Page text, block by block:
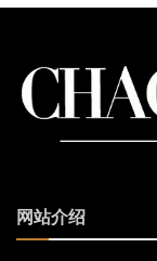
网站介绍